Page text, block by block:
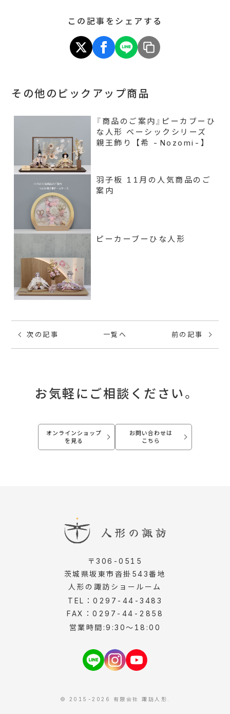
この記事をシェアする
その他のピックアップ商品
『商品のご案内』ピーカブーひ
な人形 ベーシックシリーズ
親王飾り 【希 -Nozomi-】
羽子板 11月の人気商品のご
案内
ピーカーブーひな人形
次の記事 一覧へ 前の記事
お気軽にご相談ください。
オンラインショップ
を見る
お問い合わせは
こちら
〒306-0515
茨城県坂東市沓掛543番地
人形の諏訪ショールーム
TEL：0297-44-3483
FAX：0297-44-2858
営業時間:9:30～18:00
© 2015-2026 有限会社 諏訪人形.